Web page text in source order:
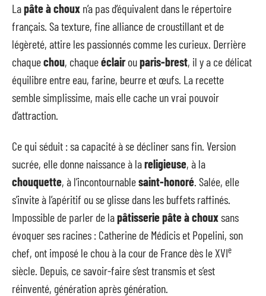
Lapâte à choux n’a pas d’équivalent dans le répertoire
français. Sa texture, fine alliance de croustillant et de
légèreté, attire les passionnés comme les curieux. Derrière
chaquechou, chaqueéclairouparis-brest, il y a ce délicat
équilibre entre eau, farine, beurre et œufs. La recette
semble simplissime, mais elle cache un vrai pouvoir
d’attraction.
Ce qui séduit : sa capacité à se décliner sans fin. Version
sucrée, elle donne naissance à lareligieuse, à la
chouquette, à l’incontournablesaint-honoré. Salée, elle
s’invite à l’apéritif ou se glisse dans les buffets raffinés.
Impossible de parler de lapâtisserie pâte à chouxsans
évoquer ses racines : Catherine de Médicis et Popelini, son
chef, ont imposé le chou à la cour de France dès le XVIe
siècle. Depuis, ce savoir-faire s’est transmis et s’est
réinventé, génération après génération.